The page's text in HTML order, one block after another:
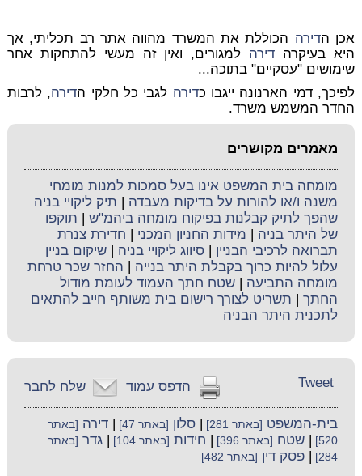
אכן הדירה הכוללת את המשרד מהווה אתר רב תכליתי, אך
היא בעיקרה דירה למגורים, ואין זה מעשי להתחקות אחר
שימושים "עסקיים" בתוכה...
לפיכך, דמי הארנונה ייגבו כדירה לגבי כל חלקי הדירה, לרבות
החדר המשמש משרד.
מאמרים מקושרים
מומחה בית המשפט אינו בעל סמכות למנות מומחי
משנה ו/או להורות על בדיקות מעבדה
תיק ליקויי בניה
שהפך לתיק קבלנות בפיקוח מומחה ביהמ"ש
תוקפו
של היתר בניה
מידות החניון המכני
חדירת צנרת
תברואה לרכיבי הבניין |סיווג ליקויי בניה |שיקום בניין
עלול להיות כרוך בקבלת היתר בנייה
החזר שכר טרחת
מומחה התביעה |שטח חתך העמוד לעומת מודול
החתך
תשריט לצורך רישום בית משותף חייב להתאים
לתכנית היתר הבניה
שלח לחבר הדפס עמוד Tweet
בית-המשפט [באתר 281] |סלון [באתר 47] |דירה [באתר
520]
|שטח [באתר 396] חידות [באתר 104] |גדר [באתר
284]
|פסק דין [באתר 482]